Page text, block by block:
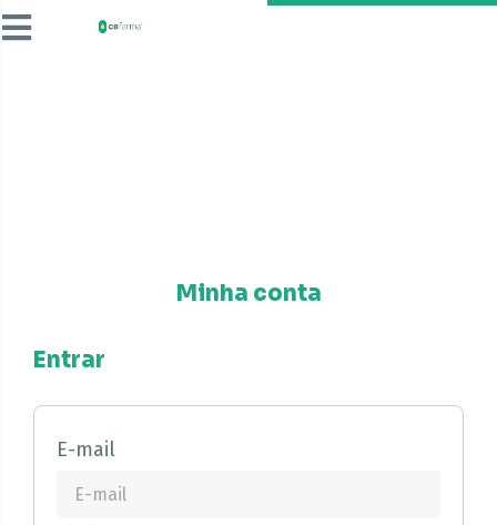
Minha conta
Entrar
E-mail